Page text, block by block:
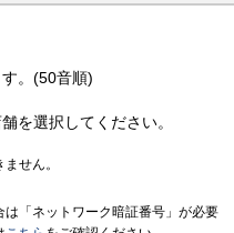
。(50音順)
を選択してください。
せん。
は「ネットワーク暗証番号」が必要